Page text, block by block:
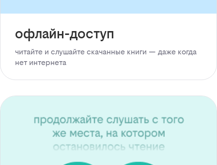
офлайн-доступ
читайте и слушайте скачанные книги — даже когда
нет интернета